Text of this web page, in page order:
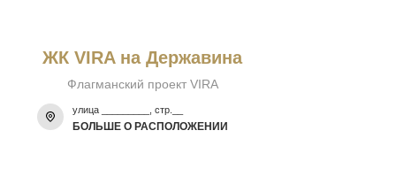
БОЛЬШЕ О РАСПОЛОЖЕНИИ
улица _________, стр.__
Флагманский проект VIRA
ЖК VIRA на Державина